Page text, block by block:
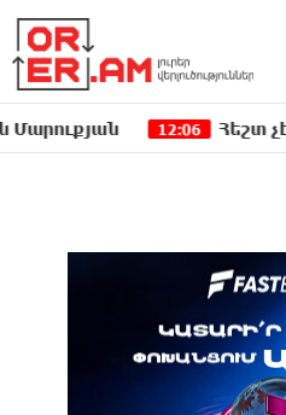
12:06 Հեշտ չէ